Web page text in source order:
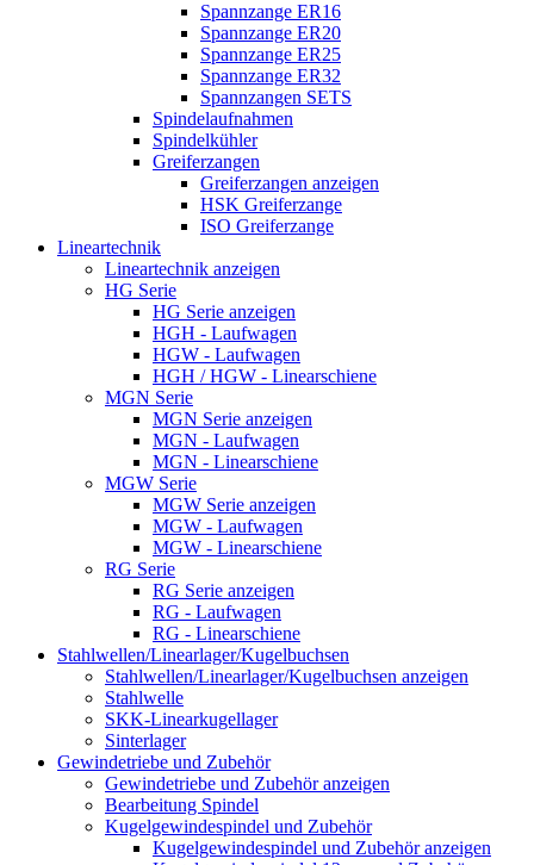
Spannzange ER16
Spannzange ER20
Spannzange ER25
Spannzange ER32
Spannzangen SETS
Spindelaufnahmen
Spindelkühler
Greiferzangen
Greiferzangen anzeigen
HSK Greiferzange
ISO Greiferzange
Lineartechnik
Lineartechnik anzeigen
HG Serie
HG Serie anzeigen
HGH - Laufwagen
HGW - Laufwagen
HGH / HGW - Linearschiene
MGN Serie
MGN Serie anzeigen
MGN - Laufwagen
MGN - Linearschiene
MGW Serie
MGW Serie anzeigen
MGW - Laufwagen
MGW - Linearschiene
RG Serie
RG Serie anzeigen
RG - Laufwagen
RG - Linearschiene
Stahlwellen/Linearlager/Kugelbuchsen
Stahlwellen/Linearlager/Kugelbuchsen anzeigen
Stahlwelle
SKK-Linearkugellager
Sinterlager
Gewindetriebe und Zubehör
Gewindetriebe und Zubehör anzeigen
Bearbeitung Spindel
Kugelgewindespindel und Zubehör
Kugelgewindespindel und Zubehör anzeigen